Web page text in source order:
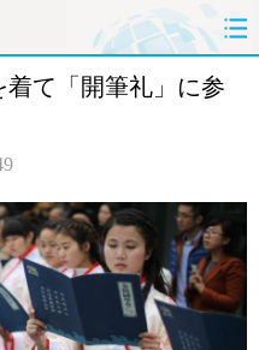
経済
写真
着て「開筆礼」に参